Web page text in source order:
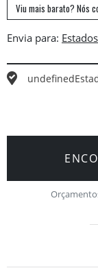
Viu mais barato? Nós
Envia para:
undefined